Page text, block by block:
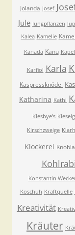
Jolanda Josef
Jule Jungpflanzen
Kalea Kamelie
Kanada Kanu
Karfiol Karla
Kaspressknödel
Katharina Kathi
Kiesbye's
Kirschzweige
Klockerei
Kohlrabi
Konstantin
Koschuh Kraftquelle
Kreativität
Kräuter